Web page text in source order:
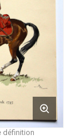
définition